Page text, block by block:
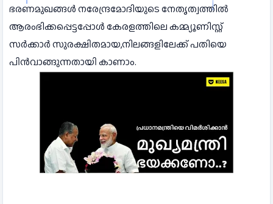
ഭരണമുഖങ്ങൾ നരേന്ദ്രമോദിയുടെ നേതൃത്വത്തിൽ
ആരംഭിക്കപ്പെട്ടപ്പോൾ കേരളത്തിലെ കമ്മ്യൂണിസ്റ്റ്
സർക്കാർ സുരക്ഷിതമായ,നിലങ്ങളിലേക്ക് പതിയെ
പിൻവാങ്ങുന്നതായി കാണാം.